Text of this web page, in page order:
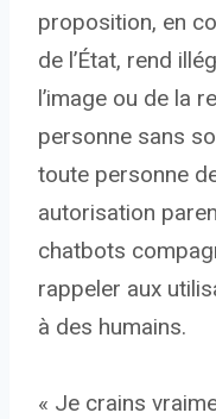
proposition, en
de l’État, rend
l’image ou de la
personne sans
toute personne
autorisation
chatbots
rappeler aux
à des humains.
« Je crains